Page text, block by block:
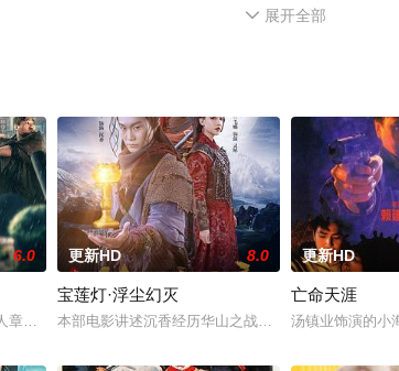
可移步至豆瓣电影、电视猫或剧情网等平台了解。
 展开全部
6.0
章山河（陈小春 饰）因与人火拼锒铛入狱，妻子悲痛不已而
更新HD 8.0
宝莲灯·浮尘幻灭
本部电影讲述沉香经历华山之战，结果挚爱殒命也未
更新HD
亡命天涯
汤镇业饰演的小